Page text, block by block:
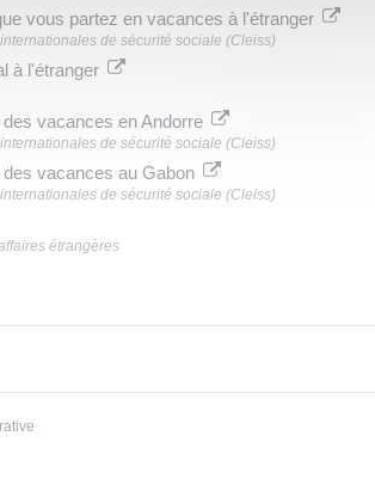
vous partez en vacances à l'étranger
de sécurité sociale (Cleiss)
à l'étranger
vacances en Andorre
de sécurité sociale (Cleiss)
vacances au Gabon
de sécurité sociale (Cleiss)
étrangères